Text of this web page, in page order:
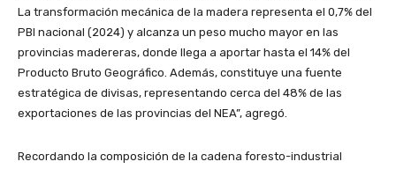
La transformación mecánica de la madera representa el 0,7% del
PBI nacional (2024) y alcanza un peso mucho mayor en las
provincias madereras, donde llega a aportar hasta el 14% del
Producto Bruto Geográfico. Además, constituye una fuente
estratégica de divisas, representando cerca del 48% de las
exportaciones de las provincias del NEA”, agregó.
Recordando la composición de la cadena foresto-industrial